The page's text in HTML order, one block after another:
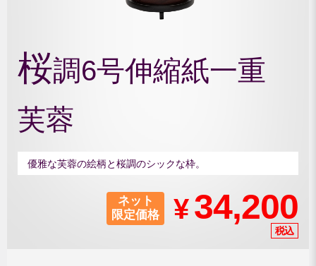
桜調6号伸縮紙一重
芙蓉
優雅な芙蓉の絵柄と桜調のシックな枠。
ネット
限定価格
¥ 34,200